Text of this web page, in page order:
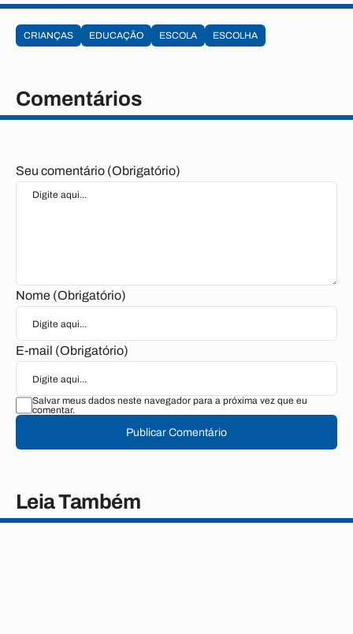
CRIANÇAS EDUCAÇÃO ESCOLA ESCOLHA
Comentários
Seu comentário (Obrigatório)
Nome (Obrigatório)
E-mail (Obrigatório)
Salvar meus dados neste navegador para a próxima vez que eu
comentar.
Publicar Comentário
Leia Também